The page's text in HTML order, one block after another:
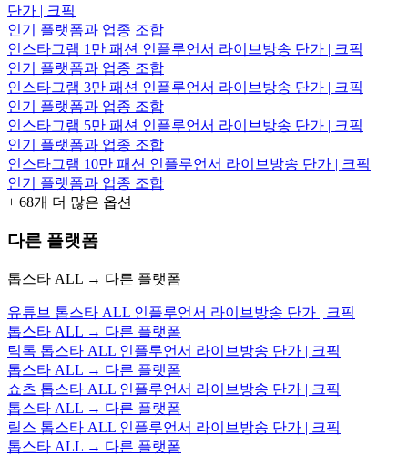
단가 | 크픽
인기 플랫폼과 업종 조합
인스타그램 1만 패션 인플루언서 라이브방송 단가 | 크픽
인기 플랫폼과 업종 조합
인스타그램 3만 패션 인플루언서 라이브방송 단가 | 크픽
인기 플랫폼과 업종 조합
인스타그램 5만 패션 인플루언서 라이브방송 단가 | 크픽
인기 플랫폼과 업종 조합
인스타그램 10만 패션 인플루언서 라이브방송 단가 | 크픽
인기 플랫폼과 업종 조합
+ 68개 더 많은 옵션
다른 플랫폼
톱스타 ALL → 다른 플랫폼
유튜브 톱스타 ALL 인플루언서 라이브방송 단가 | 크픽
톱스타 ALL → 다른 플랫폼
틱톡 톱스타 ALL 인플루언서 라이브방송 단가 | 크픽
톱스타 ALL → 다른 플랫폼
쇼츠 톱스타 ALL 인플루언서 라이브방송 단가 | 크픽
톱스타 ALL → 다른 플랫폼
릴스 톱스타 ALL 인플루언서 라이브방송 단가 | 크픽
톱스타 ALL → 다른 플랫폼